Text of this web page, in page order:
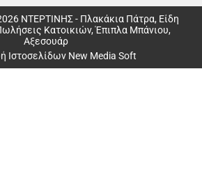
ΝΤΕΡΤΙΝΗΣ - Πλακάκια Πάτρα, Είδη
Κατοικιών, Έπιπλα Μπάνιου,
Αξεσουάρ
Ιστοσελίδων New Media Soft